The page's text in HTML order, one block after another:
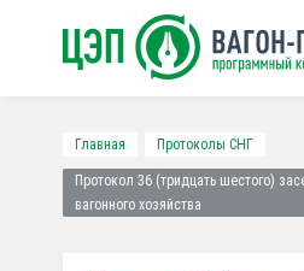
Главная Протоколы СНГ
Протокол 36 (тридцать шестого)
вагонного хозяйства